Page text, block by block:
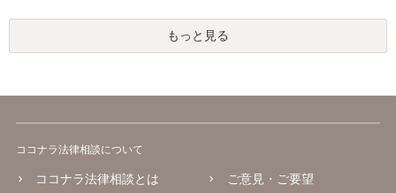
もっと見る
ココナラ法律相談について
ココナラ法律相談とは
ご意見・ご要望